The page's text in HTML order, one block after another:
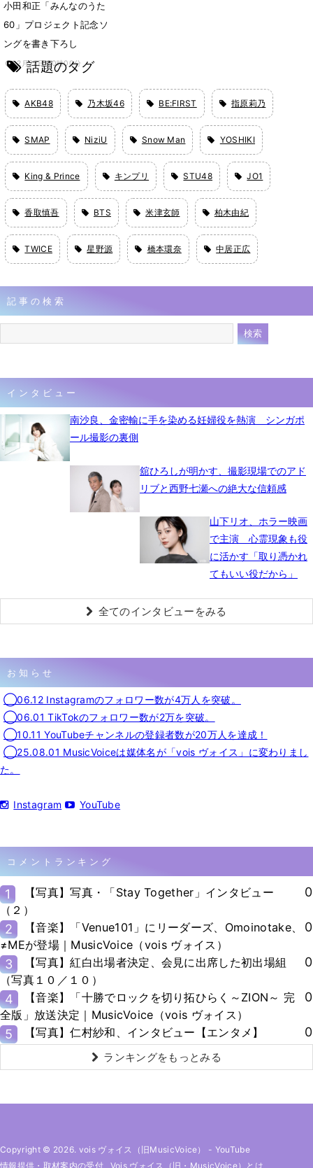
小田和正「みんなのうた
60」プロジェクト記念ソ
ングを書き下ろし
2月27日 20時00分
話題のタグ
AKB48 乃木坂46 BE:FIRST 指原莉乃
SMAP NiziU Snow Man YOSHIKI
King & Prince キンプリ STU48 JO1
香取慎吾 BTS 米津玄師 柏木由紀
TWICE 星野源 橋本環奈 中居正広
記事の検索
インタビュー
南沙良、金密輸に手を染める妊婦役を熱演 シンガポ
ール撮影の裏側
舘ひろしが明かす、撮影現場でのアド
リブと西野七瀬への絶大な信頼感
山下リオ、ホラー映画
で主演 心霊現象も役
に活かす「取り憑かれ
てもいい役だから」
全てのインタビューをみる
お知らせ
◯06.12 Instagramのフォロワー数が4万人を突破。
◯06.01 TikTokのフォロワー数が2万を突破。
◯10.11 YouTubeチャンネルの登録者数が20万人を達成！
◯25.08.01 MusicVoiceは媒体名が「vois ヴォイス」に変わりまし
た。
Instagram YouTube
コメントランキング
1
【写真】写真・「Stay Together」インタビュー
（２）
0
2
【音楽】「Venue101」にリーダーズ、Omoinotake、
≠MEが登場｜MusicVoice（vois ヴォイス）
0
3
【写真】紅白出場者決定、会見に出席した初出場組
（写真１０／１０）
0
4
【音楽】「十勝でロックを切り拓ひらく～ZION～ 完
全版」放送決定｜MusicVoice（vois ヴォイス）
0
5 【写真】仁村紗和、インタビュー【エンタメ】 0
ランキングをもっとみる
Copyright © 2026. vois ヴォイス（旧MusicVoice） - YouTube
情報提供・取材案内の受付
Vois ヴォイス（旧・MusicVoice）とは